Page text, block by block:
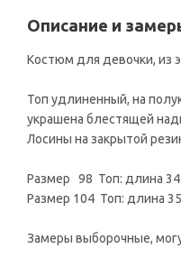
Описание и
Костюм для девочки, из
Топ удлиненный, на
украшена блестящей
Лосины на закрытой
Размер 98 Топ: длина 34
Размер 104 Топ: длина
Замеры выборочные,